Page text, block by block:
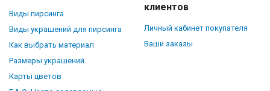
Виды пирсинга
Виды украшений для пирсинга
Как выбрать материал
Размеры украшений
Карты цветов
клиентов
Личный кабинет покупателя
Ваши заказы